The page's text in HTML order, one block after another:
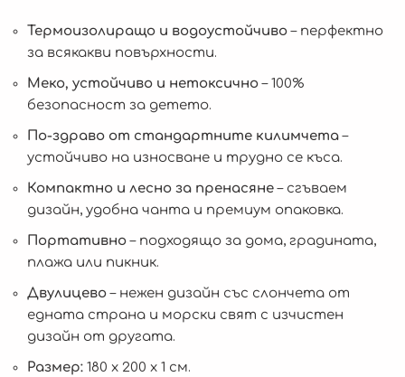
Термоизолиращо и водоустойчиво– перфектно
за всякакви повърхности.
Меко, устойчиво и нетоксично– 100%
безопасност за детето.
По-здраво от стандартните килимчета–
устойчиво на износване и трудно се къса.
Компактно и лесно за пренасяне– сгъваем
дизайн, удобна чанта и премиум опаковка.
Портативно– подходящо за дома, градината,
плажа или пикник.
Двулицево– нежен дизайн със слончета от
едната страна и морски свят с изчистен
дизайн от другата.
Размер: 180 x 200 x 1 см.